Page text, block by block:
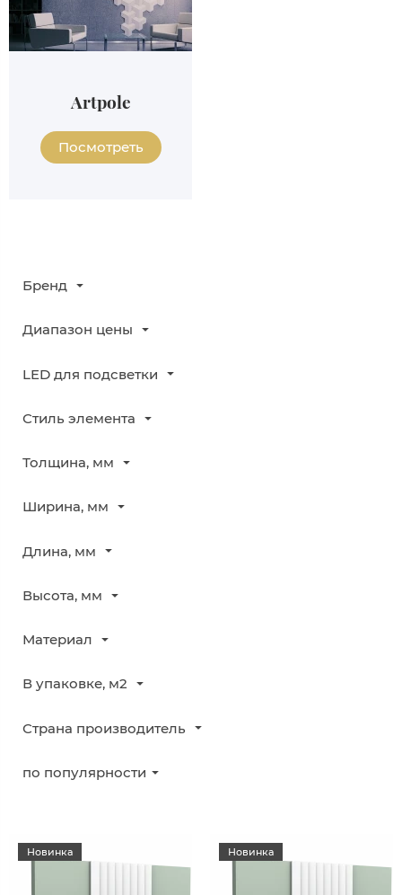
Artpole
Посмотреть
Бренд
Диапазон цены
LED для подсветки
Стиль элемента
Толщина, мм
Ширина, мм
Длина, мм
Высота, мм
Материал
В упаковке, м2
Страна производитель
по популярности
Новинка Новинка